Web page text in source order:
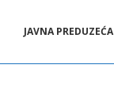
JAVNA PREDUZEĆA